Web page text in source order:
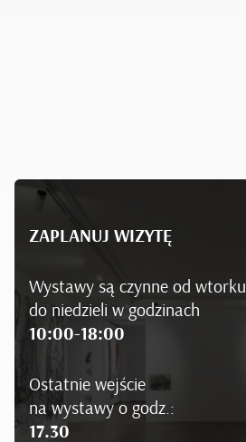
ZAPLANUJ WIZYTĘ
Wystawy są czynne od wtorku
do niedzieli w godzinach
10:00-18:00
Ostatnie wejście
na wystawy o godz.:
17.30